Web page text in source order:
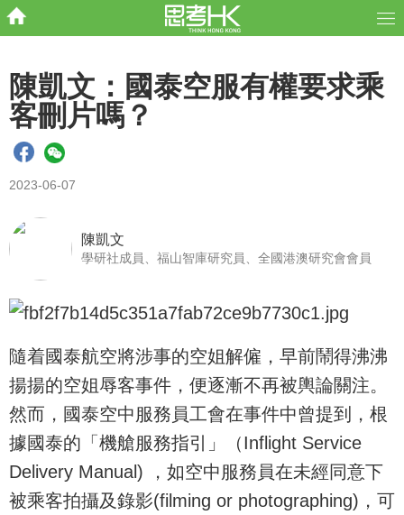
陳凱文：國泰空服有權要求乘
客刪片嗎？
2023-06-07
陳凱文
學研社成員、福山智庫研究員、全國港澳研究會會員
隨着國泰航空將涉事的空姐解僱，早前鬧得沸沸
揚揚的空姐辱客事件，便逐漸不再被輿論關注。
然而，國泰空中服務員工會在事件中曾提到，根
據國泰的「機艙服務指引」（Inflight Service
Delivery Manual) ，如空中服務員在未經同意下
被乘客拍攝及錄影(filming or photographing)，可